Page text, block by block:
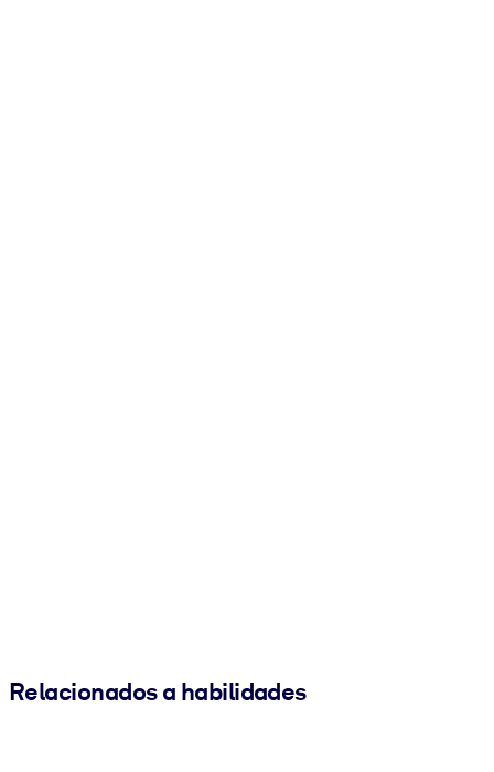
Relacionados a habilidades